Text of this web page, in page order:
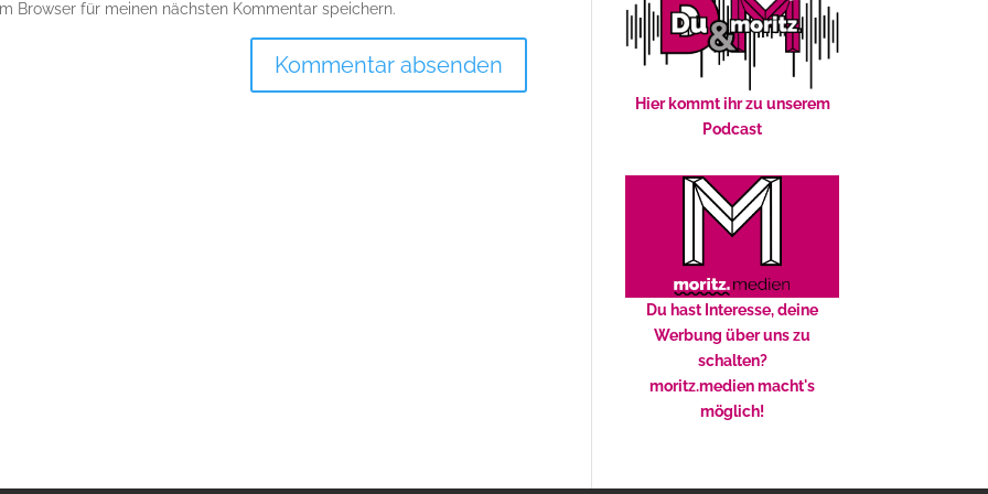
Browser für meinen nächsten Kommentar speichern.
Hier kommt ihr zu unserem
Podcast
Du hast Interesse, deine
Werbung über uns zu
schalten?
moritz.medien macht's
möglich!